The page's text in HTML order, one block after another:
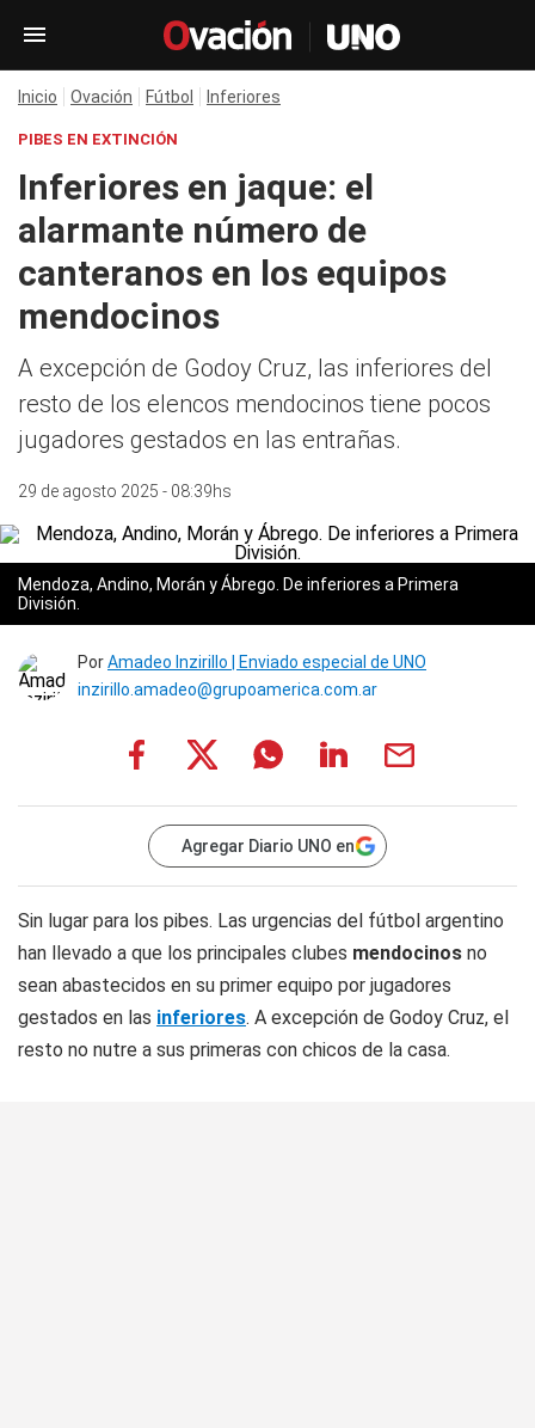
Inicio Ovación Fútbol Inferiores
PIBES EN EXTINCIÓN
Inferiores en jaque: el
alarmante número de
canteranos en los equipos
mendocinos
A excepción de Godoy Cruz, las inferiores del
resto de los elencos mendocinos tiene pocos
jugadores gestados en las entrañas.
29 de agosto 2025 - 08:39hs
Mendoza, Andino, Morán y Ábrego. De inferiores a Primera
División.
PorAmadeo Inzirillo | Enviado especial de UNO
inzirillo.amadeo@grupoamerica.com.ar
Agregar Diario UNO en
Sin lugar para los pibes. Las urgencias del fútbol argentino
han llevado a que los principales clubes mendocinos no
sean abastecidos en su primer equipo por jugadores
gestados en las inferiores. A excepción de Godoy Cruz, el
resto no nutre a sus primeras con chicos de la casa.